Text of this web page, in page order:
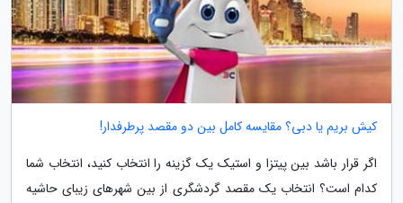
کیش بریم یا دبی؟ مقایسه کامل بین دو مقصد پرطرفدار!
اگر قرار باشد بین پیتزا و استیک یک گزینه را انتخاب کنید، انتخاب شما
کدام است؟ انتخاب یک مقصد گردشگری از بین شهرهای زیبای حاشیه